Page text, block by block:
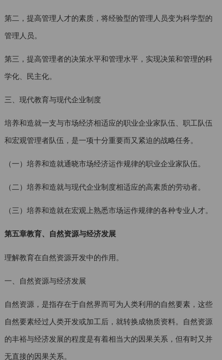
第二，提高管理人才的素质，将经验型的管理人员变为科学型的
管理人员。
第三，提高管理者的决策水平和管理水平，实现决策和管理的科
学化、民主化。
三、现代教育与现代企业制度
培养和造就一支与市场经济相适应的职业企业家队伍、职工队伍
和宏观管理者队伍，是一项十分重要而又紧迫的战略任务。
（一）培养和造就通晓市场经济运作规律的职业企业家队伍。
（二）培养和造就与现代企业制度相适应的高素质的劳动者。
（三）培养和造就在宏观上熟悉市场运作规律的各种专业人才。
第五章教育、自然资源与经济发展
理解教育在自然资源开发中的作用。
一、自然资源与经济发展
自然资源，是指存在于自然界而可为人类利用的自然要素，这些
自然要素经过人类开发或加工后，就转换成物质资料。自然资源
的丰裕与经济发展的程度是有着相当大的因果关系，但有时又并
无直接的因果关系。